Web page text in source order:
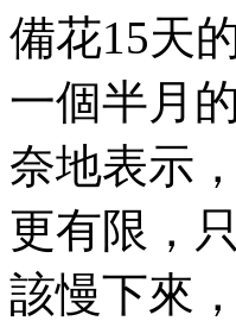
備花15天
一個半月
奈地表示
更有限，
該慢下來